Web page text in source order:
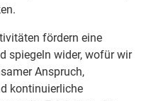
fördern eine
spiegeln wider, wofür wir
Anspruch,
kontinuierliche